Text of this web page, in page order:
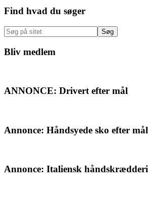
Primær
Sidebar
Find hvad du søger
Søg
på
sitet
Bliv medlem
ANNONCE: Drivert efter mål
Annonce: Håndsyede sko efter mål
Annonce: Italiensk håndskrædderi